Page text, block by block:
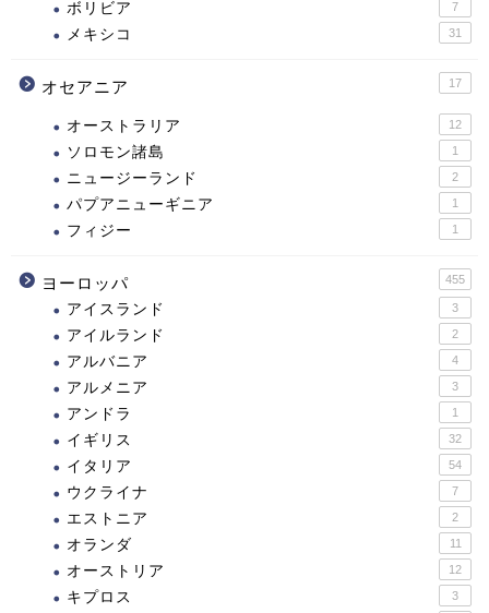
ボリビア 7
メキシコ 31
オセアニア 17
オーストラリア 12
ソロモン諸島 1
ニュージーランド 2
パプアニューギニア 1
フィジー 1
ヨーロッパ 455
アイスランド 3
アイルランド 2
アルバニア 4
アルメニア 3
アンドラ 1
イギリス 32
イタリア 54
ウクライナ 7
エストニア 2
オランダ 11
オーストリア 12
キプロス 3